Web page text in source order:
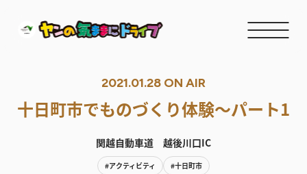
2021.01.28 ON AIR
十日町市でものづくり体験～パート1
関越自動車道 越後川口IC
#アクティビティ #十日町市